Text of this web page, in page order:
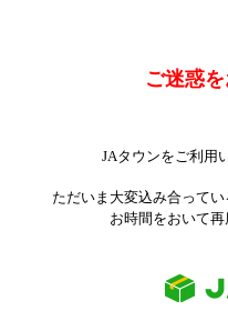
ご迷惑
JAタウンをご利用
ただいま大変込み合って
お時間をおいて